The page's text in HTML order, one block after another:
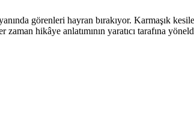
görenleri hayran bırakıyor. Karmaşık
zaman hikâye anlatımının yaratıcı tarafına